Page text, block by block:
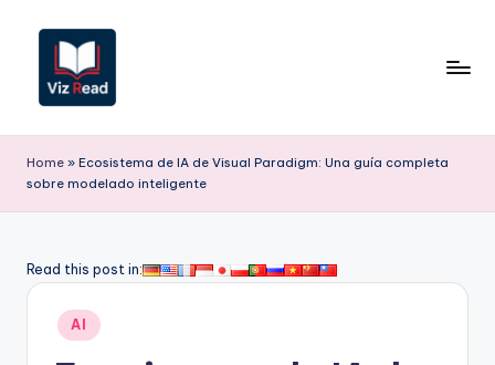
contenido
iz
R
a
Home » Ecosistema de IA de Visual Paradigm: Una guía completa
sobre modelado inteligente
Read this post in:
Publicado
en
AI